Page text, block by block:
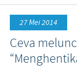
27 Mei 2014
Ceva